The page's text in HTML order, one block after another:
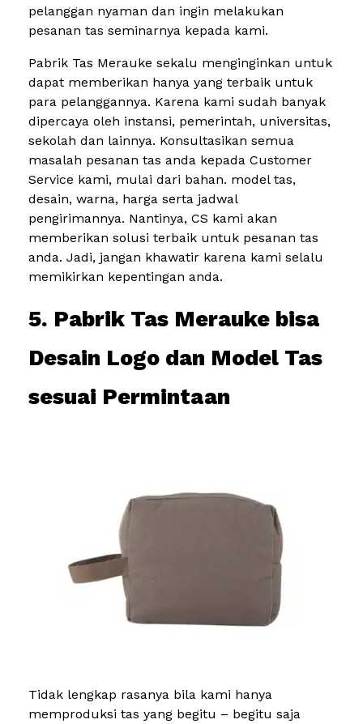
pelanggan nyaman dan ingin melakukan
pesanan tas seminarnya kepada kami.
Pabrik Tas Merauke sekalu menginginkan untuk
dapat memberikan hanya yang terbaik untuk
para pelanggannya. Karena kami sudah banyak
dipercaya oleh instansi, pemerintah, universitas,
sekolah dan lainnya. Konsultasikan semua
masalah pesanan tas anda kepada Customer
Service kami, mulai dari bahan. model tas,
desain, warna, harga serta jadwal
pengirimannya. Nantinya, CS kami akan
memberikan solusi terbaik untuk pesanan tas
anda. Jadi, jangan khawatir karena kami selalu
memikirkan kepentingan anda.
5. Pabrik Tas Merauke bisa
Desain Logo dan Model Tas
sesuai Permintaan
Tidak lengkap rasanya bila kami hanya
memproduksi tas yang begitu – begitu saja